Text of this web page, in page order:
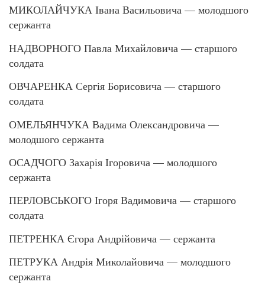
МИКОЛАЙЧУКА Івана Васильовича — молодшого
сержанта
НАДВОРНОГО Павла Михайловича — старшого
солдата
ОВЧАРЕНКА Сергія Борисовича — старшого
солдата
ОМЕЛЬЯНЧУКА Вадима Олександровича —
молодшого сержанта
ОСАДЧОГО Захарія Ігоровича — молодшого
сержанта
ПЕРЛОВСЬКОГО Ігоря Вадимовича — старшого
солдата
ПЕТРЕНКА Єгора Андрійовича — сержанта
ПЕТРУКА Андрія Миколайовича — молодшого
сержанта